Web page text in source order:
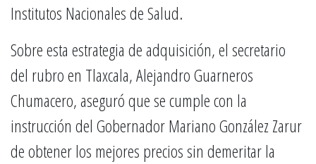
Institutos Nacionales de Salud.
Sobre esta estrategia de adquisición, el secretario
del rubro en Tlaxcala, Alejandro Guarneros
Chumacero, aseguró que se cumple con la
instrucción del Gobernador Mariano González Zarur
de obtener los mejores precios sin demeritar la